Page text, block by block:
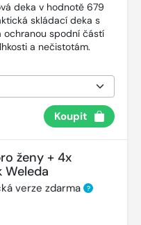
deka v hodnotě 679
skládací deka s
ochranou spodní částí
a nečistotám.
Koupit
ženy + 4x
Weleda
verze zdarma ?